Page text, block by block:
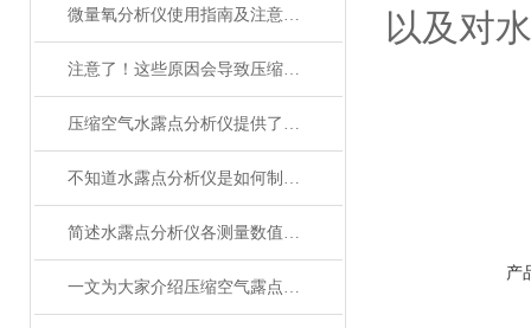
微量氧分析仪使用指南及注意事项
注意了！这些原因会导致压缩空气水露点分析仪出口露点不合格
压缩空气水露点分析仪提供了有效的测试方法
不知道水露点分析仪是如何制冷的？进来看
简述水露点分析仪各测量数值的含义
一文为大家介绍压缩空气露点仪的测量条件选择
以及对
产